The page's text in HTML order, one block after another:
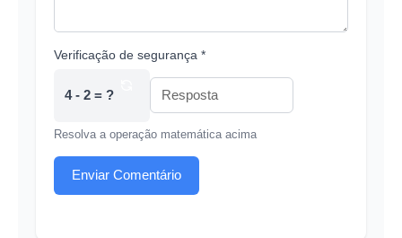
Verificação de segurança *
4 - 2 = ?
Resolva a operação matemática acima
Enviar Comentário